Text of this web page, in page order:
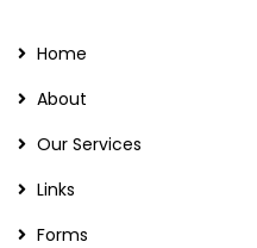
Home
About
Our Services
Links
Forms